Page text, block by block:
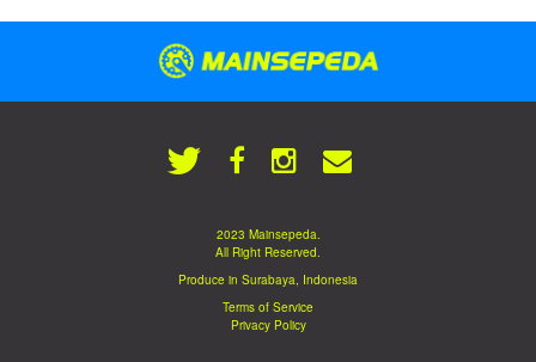
2023 Mainsepeda.
All Right Reserved.
Produce in Surabaya, Indonesia
Terms of Service
Privacy Policy